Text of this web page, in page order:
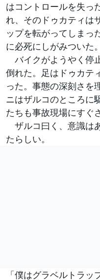
はコントロールを失っ
れ、そのドゥカティは
ップを転がってしまっ
に必死にしがみついた。
バイクがようやく停
倒れた。足はドゥカテ
った。事態の深刻さを
ニはザルコのところに
たちも事故現場にすぐ
ザルコ曰く、意識は
たらしい。
「僕はグラベルトラ